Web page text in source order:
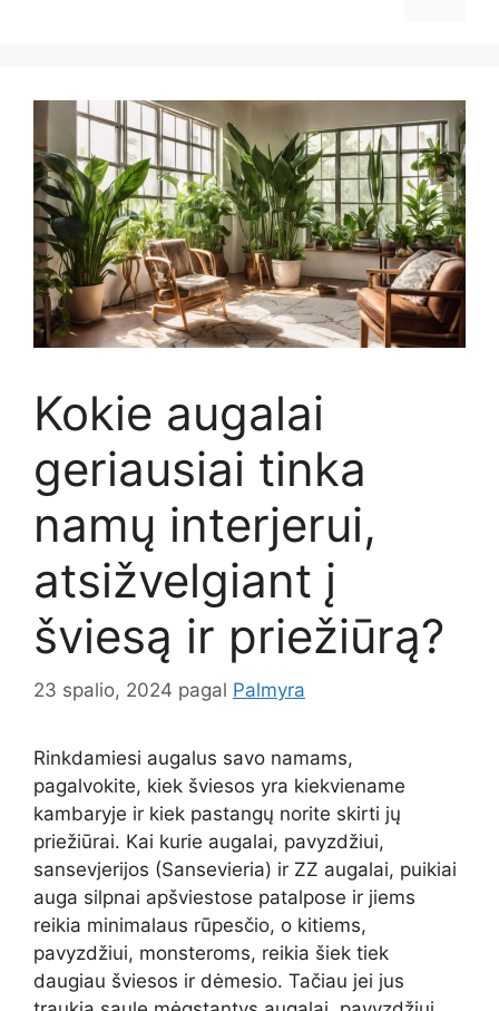
Kokie augalai
geriausiai tinka
namų interjerui,
atsižvelgiant į
šviesą ir priežiūrą?
23 spalio, 2024 pagal Palmyra
Rinkdamiesi augalus savo namams,
pagalvokite, kiek šviesos yra kiekviename
kambaryje ir kiek pastangų norite skirti jų
priežiūrai. Kai kurie augalai, pavyzdžiui,
sansevjerijos (Sansevieria) ir ZZ augalai, puikiai
auga silpnai apšviestose patalpose ir jiems
reikia minimalaus rūpesčio, o kitiems,
pavyzdžiui, monsteroms, reikia šiek tiek
daugiau šviesos ir dėmesio. Tačiau jei jus